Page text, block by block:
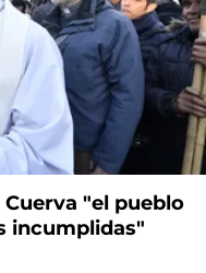
Cuerva "el pueblo
incumplidas"